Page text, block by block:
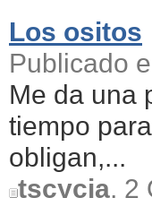
Los ositos
Publicado
Me da una
tiempo
obligan,...
tscycia, 2